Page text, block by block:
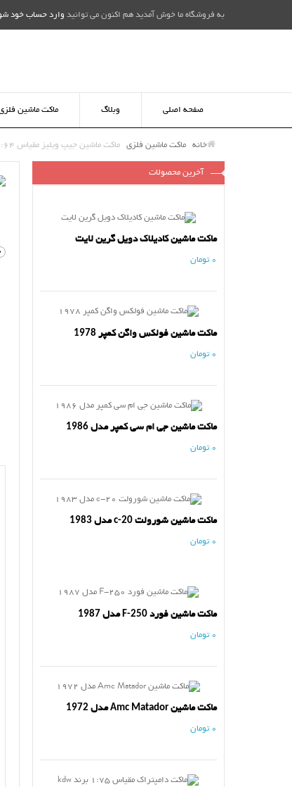
به فروشگاه ما خوش آمدید هم اکنون می توانید وارد حساب خود
صفحه اصلی وبلاگ ماکت ماشین
خانه ماکت ماشین فلزی ماکت ماشین جیپ ویلیز مقیاس 1:64 برند M2
آخرین محصولات
ماکت ماشین کادیلاک دویل گرین لایت
0 تومان
ماکت ماشین فولکس واگن کمپر 1978
0 تومان
ماکت ماشین جی ام سی کمپر مدل 1986
0 تومان
ماکت ماشین شورولت c-20 مدل 1983
0 تومان
ماکت ماشین فورد F-250 مدل 1987
0 تومان
ماکت ماشین Amc Matador مدل 1972
0 تومان